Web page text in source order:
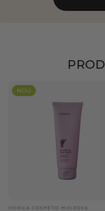
NOU
VIORICA COSMETIC MOLDOVA